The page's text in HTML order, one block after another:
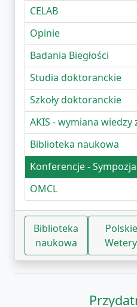
CELAB
Opinie
Badania Biegłości
Studia doktoranckie
Szkoły doktoranckie
AKIS - wymiana wiedzy
Biblioteka naukowa
Konferencje -
OMCL
Biblioteka
naukowa